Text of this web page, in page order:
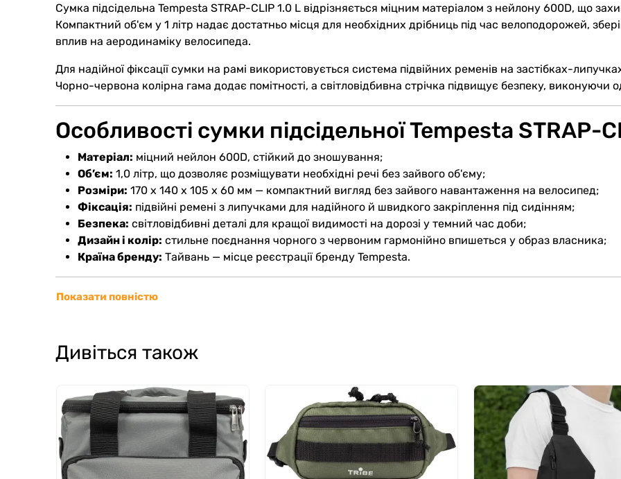
Сумка підсідельна Tempesta STRAP-CLIP 1.0 L відрізняється міцним матеріалом з нейлону 600D, що
Компактний об'єм у 1 літр надає достатньо місця для необхідних дрібниць під час велоподорожей,
вплив на аеродинаміку велосипеда.
Для надійної фіксації сумки на рамі використовується система підвійних ременів на застібках-
Чорно-червона колірна гама додає помітності, а світловідбивна стрічка підвищує безпеку, виконуючи
Особливості сумки підсідельної Tempesta STRAP-
Матеріал: міцний нейлон 600D, стійкий до зношування;
Об’єм: 1,0 літр, що дозволяє розміщувати необхідні речі без зайвого об'єму;
Розміри: 170 x 140 x 105 x 60 мм — компактний вигляд без зайвого навантаження на велосипед;
Фіксація: підвійні ремені з липучками для надійного й швидкого закріплення під сидінням;
Безпека: світловідбивні деталі для кращої видимості на дорозі у темний час доби;
Дизайн і колір: стильне поєднання чорного з червоним гармонійно впишеться у образ власника;
Країна бренду: Тайвань — місце реєстрації бренду Tempesta.
У магазині Ролики ви знайдете саме ту сумку, що підкреслить ваш стиль і допоможе завжди мати
Показати повністю
Дивіться також